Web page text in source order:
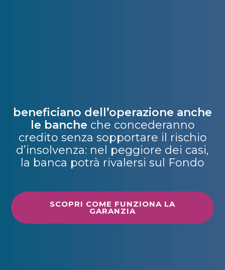
beneficiano dell’operazione anche
le banche che concederanno
credito senza sopportare il rischio
d’insolvenza: nel peggiore dei casi,
la banca potrà rivalersi sul Fondo
SCOPRI COME FUNZIONA LA
GARANZIA